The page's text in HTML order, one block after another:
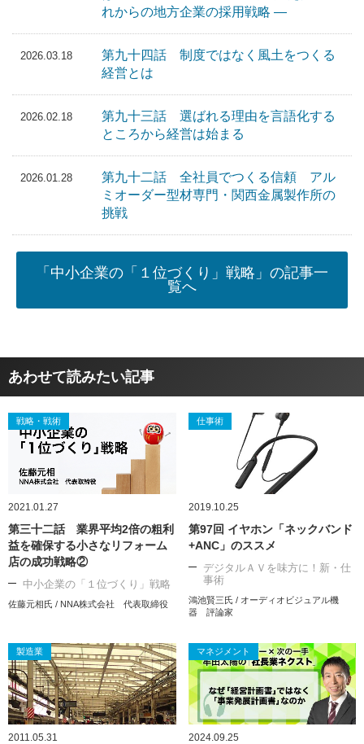
れからの地方企業の採用戦略 ―
2026.03.18
第九十四話 制度ではなく風土をつくる
経営とは
2026.02.18
第九十三話 選ばれる理由を言語化する
ところから経営は始まる
2026.01.28
第九十二話 全社員でつくる信頼 アル
ミオーダー型材専門・関西金属製作所の
挑戦
「中小企業の「１位づくり」戦略」の記事一
覧へ
あわせて読みたい記事
戦略・戦術
2021.01.27
第三十二話 業界平均2倍の粗利
益を確保する小さなリフォーム
店の成功戦略②
中小企業の「１位づくり」戦略
佐藤元相氏 / NNA株式会社 代表取締役
仕事術
2019.10.25
第97回 イヤホン「ネックバンド
+ANC」のススメ
デジタルＡＶを味方に！新・仕
事術
鴻池賢三氏 / オーディオビジュアル機
器 評論家
製造業
2011.05.31
マネジメント
2024.09.25